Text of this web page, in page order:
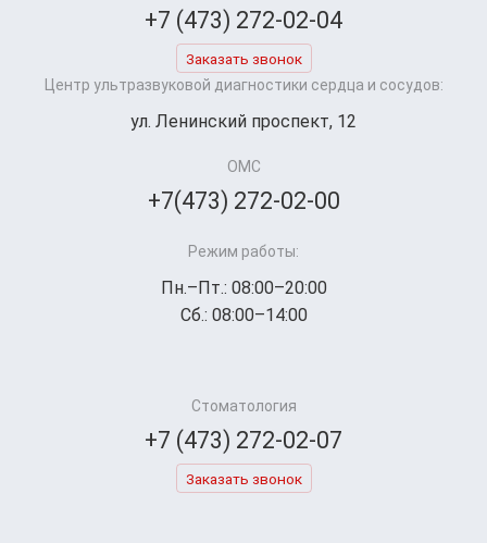
+7 (473) 272-02-04
Заказать звонок
Центр ультразвуковой диагностики сердца и сосудов:
ул. Ленинский проспект, 12
ОМС
+7(473) 272-02-00
Режим работы:
Пн.–Пт.: 08:00–20:00
Сб.: 08:00–14:00
Стоматология
+7 (473) 272-02-07
Заказать звонок